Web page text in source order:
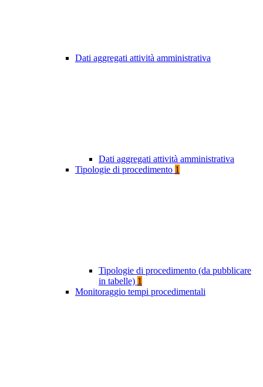
Dati aggregati attività amministrativa
Dati aggregati attività amministrativa
Tipologie di procedimento 1
Tipologie di procedimento (da pubblicare
in tabelle) 1
Monitoraggio tempi procedimentali